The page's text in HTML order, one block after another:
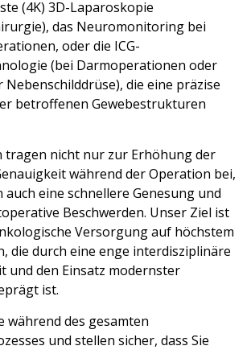
(4K) 3D-Laparoskopie
das Neuromonitoring bei
oder die ICG-
(bei Darmoperationen oder
die eine präzise
betroffenen Gewebestrukturen
tragen nicht nur zur Erhöhung der
während der Operation bei,
eine schnellere Genesung und
Beschwerden. Unser Ziel ist
Versorgung auf höchstem
die durch eine enge interdisziplinäre
und den Einsatz modernster
ist.
während des gesamten
und stellen sicher, dass Sie